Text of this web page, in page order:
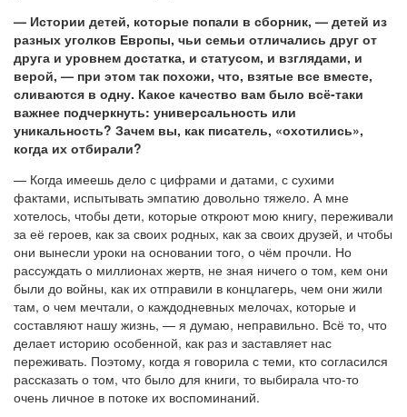
— Истории детей, которые попали в сборник, — детей из
разных уголков Европы, чьи семьи отличались друг от
друга и уровнем достатка, и статусом, и взглядами, и
верой, — при этом так похожи, что, взятые все вместе,
сливаются в одну. Какое качество вам было всё-таки
важнее подчеркнуть: универсальность или
уникальность? Зачем вы, как писатель, «охотились»,
когда их отбирали?
— Когда имеешь дело с цифрами и датами, с сухими
фактами, испытывать эмпатию довольно тяжело. А мне
хотелось, чтобы дети, которые откроют мою книгу, переживали
за её героев, как за своих родных, как за своих друзей, и чтобы
они вынесли уроки на основании того, о чём прочли. Но
рассуждать о миллионах жертв, не зная ничего о том, кем они
были до войны, как их отправили в концлагерь, чем они жили
там, о чем мечтали, о каждодневных мелочах, которые и
составляют нашу жизнь, — я думаю, неправильно. Всё то, что
делает историю особенной, как раз и заставляет нас
переживать. Поэтому, когда я говорила с теми, кто согласился
рассказать о том, что было для книги, то выбирала что-то
очень личное в потоке их воспоминаний.